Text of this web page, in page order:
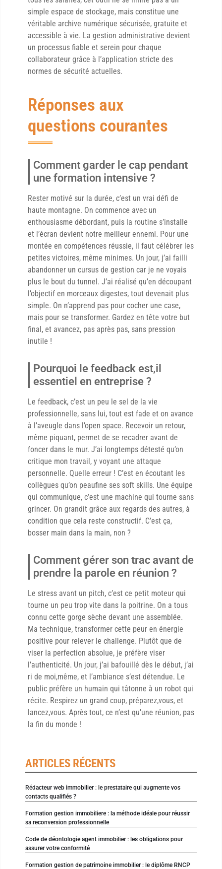
simple espace de stockage, mais constitue une
véritable archive numérique sécurisée, gratuite et
accessible à vie. La gestion administrative devient
un processus fiable et serein pour chaque
collaborateur grâce à l’application stricte des
normes de sécurité actuelles.
Réponses aux
questions courantes
Comment garder le cap pendant
une formation intensive ?
Rester motivé sur la durée, c’est un vrai défi de
haute montagne. On commence avec un
enthousiasme débordant, puis la routine s’installe
et l’écran devient notre meilleur ennemi. Pour une
montée en compétences réussie, il faut célébrer les
petites victoires, même minimes. Un jour, j’ai failli
abandonner un cursus de gestion car je ne voyais
plus le bout du tunnel. J’ai réalisé qu’en découpant
l’objectif en morceaux digestes, tout devenait plus
simple. On n’apprend pas pour cocher une case,
mais pour se transformer. Gardez en tête votre but
final, et avancez, pas après pas, sans pression
inutile !
Pourquoi le feedback est,il
essentiel en entreprise ?
Le feedback, c’est un peu le sel de la vie
professionnelle, sans lui, tout est fade et on avance
à l’aveugle dans l’open space. Recevoir un retour,
même piquant, permet de se recadrer avant de
foncer dans le mur. J’ai longtemps détesté qu’on
critique mon travail, y voyant une attaque
personnelle. Quelle erreur ! C’est en écoutant les
collègues qu’on peaufine ses soft skills. Une équipe
qui communique, c’est une machine qui tourne sans
grincer. On grandit grâce aux regards des autres, à
condition que cela reste constructif. C’est ça,
bosser main dans la main, non ?
Comment gérer son trac avant de
prendre la parole en réunion ?
Le stress avant un pitch, c’est ce petit moteur qui
tourne un peu trop vite dans la poitrine. On a tous
connu cette gorge sèche devant une assemblée.
Ma technique, transformer cette peur en énergie
positive pour relever le challenge. Plutôt que de
viser la perfection absolue, je préfère viser
l’authenticité. Un jour, j’ai bafouillé dès le début, j’ai
ri de moi,même, et l’ambiance s’est détendue. Le
public préfère un humain qui tâtonne à un robot qui
récite. Respirez un grand coup, préparez,vous, et
lancez,vous. Après tout, ce n’est qu’une réunion, pas
la fin du monde !
ARTICLES RÉCENTS
Rédacteur web immobilier : le prestataire qui augmente vos
contacts qualifiés ?
Formation gestion immobiliere : la méthode idéale pour réussir
sa reconversion professionnelle
Code de déontologie agent immobilier : les obligations pour
assurer votre conformité
Formation gestion de patrimoine immobilier : le diplôme RNCP